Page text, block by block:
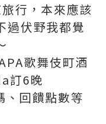
行，本來應該
過伏野我都覺
歌舞伎町酒
訂6晚
、回饋點數等